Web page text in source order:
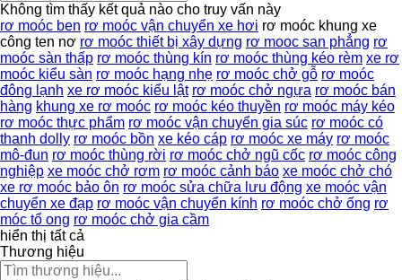
Không tìm thấy kết quả nào cho truy vấn này
rơ moóc ben rơ moóc vận chuyển xe hơi rơ moóc khung xe
công ten nơ rơ moóc thiết bị xây dựng rơ mooc san phẳng rơ
moóc sàn thấp rơ moóc thùng kín rơ moóc thùng kéo rèm xe rơ
moóc kiểu sàn rơ moóc hạng nhẹ rơ moóc chở gỗ rơ moóc
đông lạnh xe rơ moóc kiểu lật rơ moóc chở ngựa rơ moóc bán
hàng khung xe rơ moóc rơ moóc kéo thuyền rơ moóc máy kéo
rơ moóc thực phẩm rơ moóc vận chuyển gia súc rơ moóc có
thanh dolly rơ moóc bồn xe kéo cáp rơ moóc xe máy rơ moóc
mô-đun rơ moóc thùng rời rơ moóc chở ngũ cốc rơ moóc công
nghiệp xe moóc chở rơm rơ moóc cảnh báo xe moóc chở chó
xe rơ moóc bảo ôn rơ moóc sửa chữa lưu động xe moóc vận
chuyển xe đạp rơ moóc vận chuyển kính rơ moóc chở ống rơ
móc tổ ong rơ moóc chở gia cầm
hiển thị tất cả
Thương hiệu